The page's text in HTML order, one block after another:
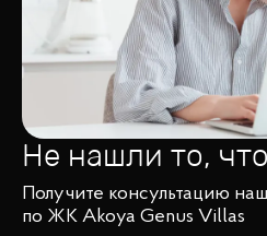
Не нашли то,
Получите консультацию
по ЖК Akoya Genus Villas